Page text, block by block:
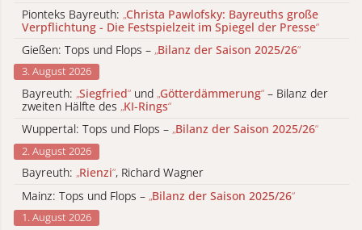
Pionteks Bayreuth: „Christa Pawlofsky: Bayreuths große
Verpflichtung - Die Festspielzeit im Spiegel der Presse“
Gießen: Tops und Flops – „Bilanz der Saison 2025/26“
3. August 2026
Bayreuth: „Siegfried“ und „Götterdämmerung“ – Bilanz der
zweiten Hälfte des „KI-Rings“
Wuppertal: Tops und Flops – „Bilanz der Saison 2025/26“
2. August 2026
Bayreuth: „Rienzi“, Richard Wagner
Mainz: Tops und Flops – „Bilanz der Saison 2025/26“
1. August 2026